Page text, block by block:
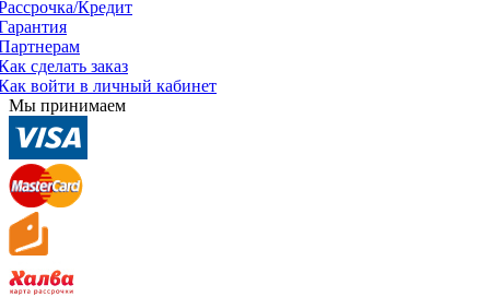
Кредит
сделать заказ
войти в личный кабинет
Мы принимаем